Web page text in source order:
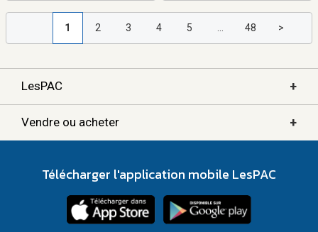
1 2 3 4 5 ... 48 >
LesPAC +
Vendre ou acheter +
Télécharger l'application mobile LesPAC